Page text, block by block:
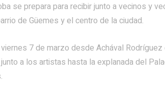
se prepara para recibir junto a vecinos y
de Güemes y el centro de la ciudad.
7 de marzo desde Achával Rodríguez
a los artistas hasta la explanada del